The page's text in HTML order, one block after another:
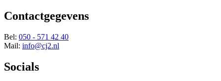
Contactgegevens
Bel: 050 - 571 42 40
Mail: info@cj2.nl
Socials